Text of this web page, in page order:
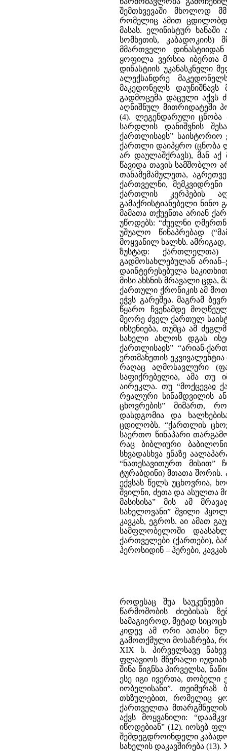
შემთხვევაში მხოლოდ
რომელიც ამით
მასას. ელინისტურ
სომხეთის, კაბადოკიის)
მმართველი
ყოფილა ვერსია იბერთა
დინასტიის უკანასკნელი
ალექსანდრე
მაკედონელს დაუნიშნავს
გადმოცემა დაცული აქვს
აღნიშნულ მითრიდატეში
(4). ლეგენდარული ცნობა
სარდლის დანიშვნის
ქართლისაჲს” საისტორიო
ქართლი დაიპყრო (ცნობა
არ დაულაშქრავს), მან
წავიდა თავის სამშობლო
თანამემამულეთა,
ქართველნი,
ქართლის კერპების
გამაქრისტიანებელი ნინო
მამათა თქუენთა არიან
უწოდებს: “ძუელნი
უშუალო წინაპრებად
მოყვანილ ხალხს.
ზუსტად: ქართლელთა)
გადმოსახლებულან
დაინტერესებულა
მისი ახსნის მრავალი ცდა,
ქართული ქრონიკის ამ
ეჭვს გარეშეა. მაგრამ
წყარო ჩვენამდე
მეორე ძველ ქართულ
იხსენიება, თუმცა ამ
სახელი ახლოს დგას
ქართლისაჲს” “არიან-
ერთმანეთის
რაღაც აღმოსავლური
საფიქრებელია, ამა თუ
აირეკლა. თუ “მოქცევაჲ
რეალური სინამდვილის
ცხოვრების” მიმართ,
დასდგომია და
ცდილობს. “ქართლის
საერთო წინაპარი
რაც ბიბლიური
სხვადასხვა ენაზე
“ნათესავითურთ
ტურაბდინი) მთათა
ექვსას წელს უცხოვრია,
შვილნი, ძეთა და ასულთა
მასისისა” მის ამ
სახელოვანი” შვილი
კავკას, ეგროს. აი ამათ
სამფლობელოში
ქართველები (ქართები),
ჰეროსიდინ – ჰერები,
როდესაც შუა
წარმოშობის ძიებისას
სამაგიეროდ, მეტად
კიდევ ამ ორი ათასი
გამოთქმული მოსაზრება,
XIX ს. პირველსავე
ფლავიოს მწერალი
შინა წიგნსა პირველსა,
ესე იგი ივერთა, თობელი
იობელისანი”. თეიმურაზ
თხზულებით, რომელიც
ქართველთა
აქვს მოყვანილი:
იწოდებიან” (12). იოსებ
შემდეგდროინდელი
სახელის დაკავშირება